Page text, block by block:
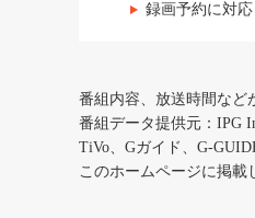
録画予約に対
番組内容、放送時間など
番組データ提供元：IPG
TiVo、Gガイド、G-
このホームページに掲載